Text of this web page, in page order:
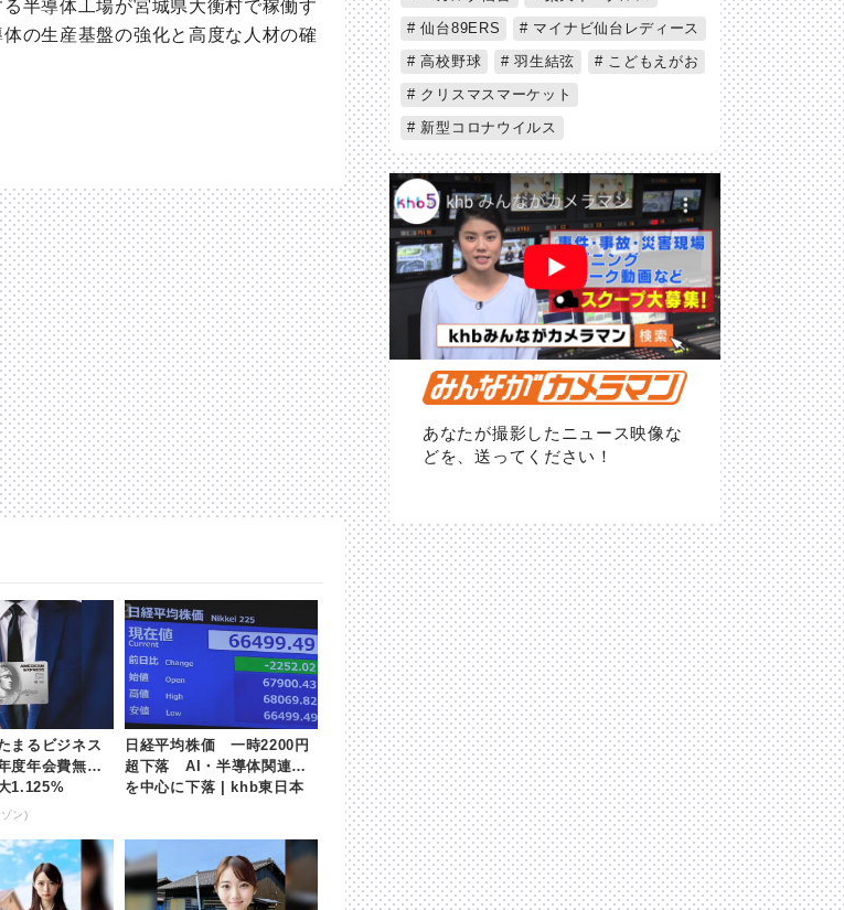
半導体工場が宮城県大衡村で稼働す
の生産基盤の強化と高度な人材の確
まるビジネス
度年会費無料
1.125%
ン)
日経平均株価 一時2200円
超下落 AI・半導体関連株
を中心に下落 | khb東日本
仙台89ERS
マイナビ仙台レディース
高校野球
羽生結弦
こどもえがお
クリスマスマーケット
新型コロナウイルス
あなたが撮影したニュース映像な
どを、送ってください！